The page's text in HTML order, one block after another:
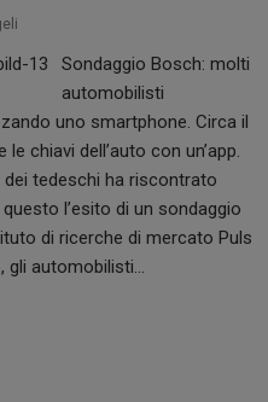
Sondaggio Bosch: molti
automobilisti
uno smartphone. Circa il
chiavi dell’auto con un’app.
dei tedeschi ha riscontrato
l’esito di un sondaggio
di ricerche di mercato Puls
gli automobilisti…